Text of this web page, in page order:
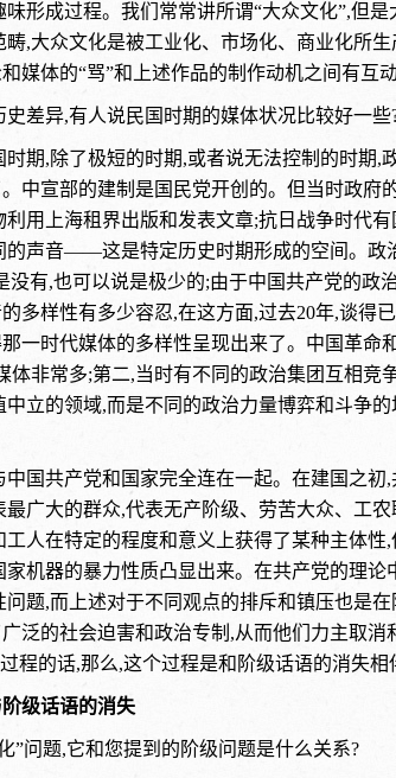
形成过程。我们常常讲所谓“大众文化”,但
,大众文化是被工业化、市场化、商业化所
媒体的“骂”和上述作品的制作动机之间有互动
差异,有人说民国时期的媒体状况比较好一些
期,除了极短的时期,或者说无法控制的时期,
中宣部的建制是国民党开创的。但当时政
用上海租界出版和发表文章;抗日战争时代
的声音——这是特定历史时期形成的空间。政
没有,也可以说是极少的;由于中国共产党的政
多样性有多少容忍,在这方面,过去20年,谈得
一时代媒体的多样性呈现出来了。中国革命
体非常多;第二,当时有不同的政治集团互相竞
立的领域,而是不同的政治力量博弈和斗争
中国共产党和国家完全连在一起。在建国之
广大的群众,代表无产阶级、劳苦大众、工
人在特定的程度和意义上获得了某种主体性
机器的暴力性质凸显出来。在共产党的理
题,而上述对于不同观点的排斥和镇压也是
泛的社会迫害和政治专制,从而他们力主取消
程的话,那么,这个过程是和阶级话语的消失相
级话语的消失
”问题,它和您提到的阶级问题是什么关系?